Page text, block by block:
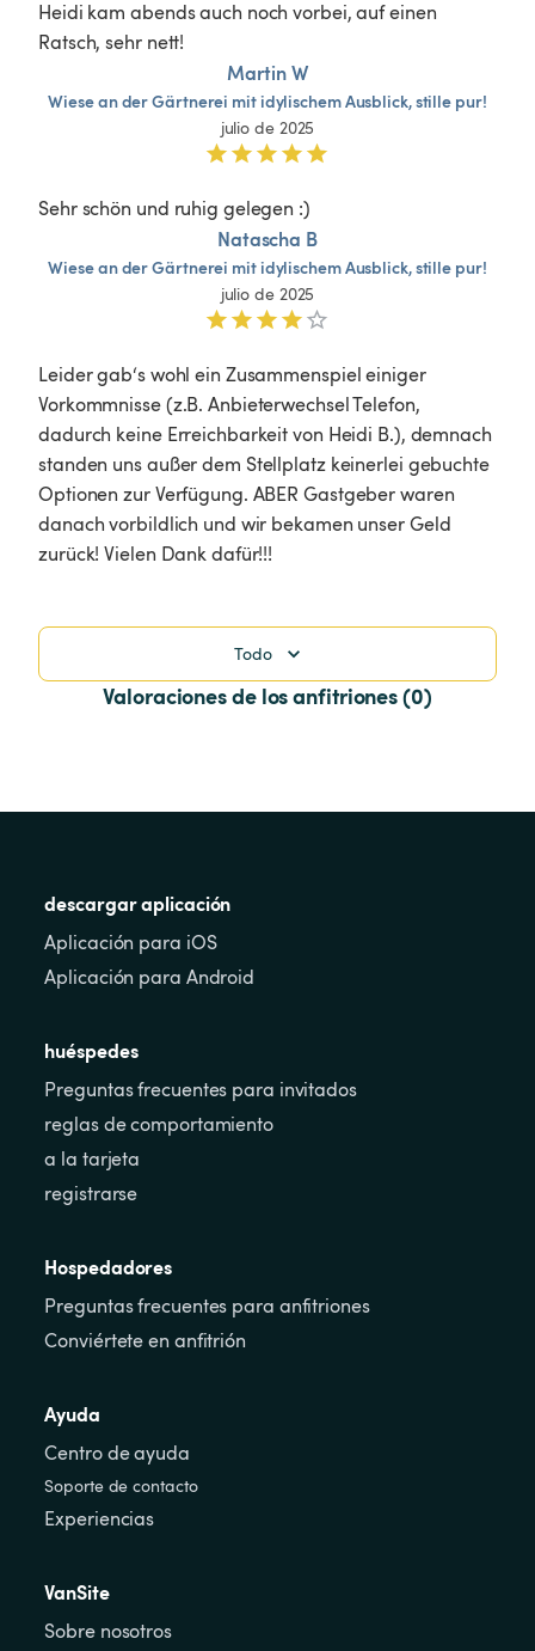
Heidi kam abends auch noch vorbei, auf einen
Ratsch, sehr nett!
Martin W
WieseanderGärtnerei mitidylischemAusblick,stille pur!
julio de 2025
Sehr schön und ruhig gelegen :)
Natascha B
WieseanderGärtnerei mitidylischemAusblick,stille pur!
julio de 2025
Leider gab‘s wohl ein Zusammenspiel einiger
Vorkommnisse (z.B. Anbieterwechsel Telefon,
dadurch keine Erreichbarkeit von Heidi B.), demnach
standen uns außer dem Stellplatz keinerlei gebuchte
Optionen zur Verfügung. ABER Gastgeber waren
danach vorbildlich und wir bekamen unser Geld
zurück! Vielen Dank dafür!!!
Todo
Valoraciones de los anfitriones (0)
descargar aplicación
Aplicación para iOS
Aplicación para Android
huéspedes
Preguntas frecuentes para invitados
reglas de comportamiento
a la tarjeta
registrarse
Hospedadores
Preguntas frecuentes para anfitriones
Conviértete en anfitrión
Ayuda
Centro de ayuda
Soporte de contacto
Experiencias
VanSite
Sobre nosotros